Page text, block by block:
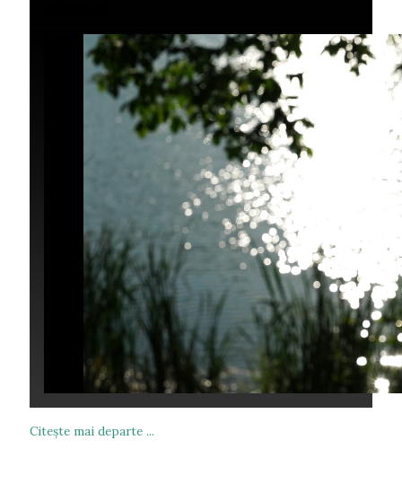
Citeşte mai departe ...